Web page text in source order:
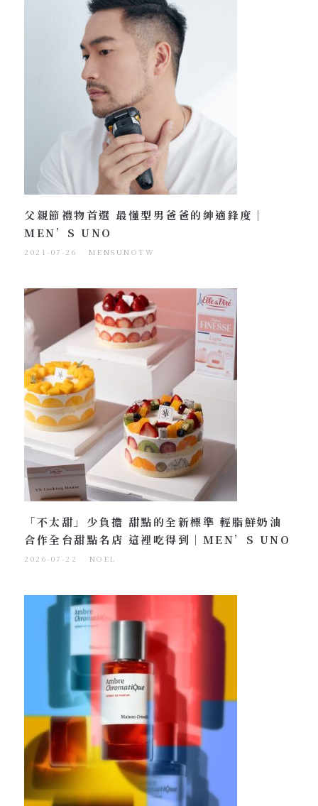
父親節禮物首選 最懂型男爸爸的紳適鋒度｜
MEN’S UNO
2021-07-26 MENSUNOTW
「不太甜」少負擔 甜點的全新標準 輕脂鮮奶油
合作全台甜點名店 這裡吃得到｜MEN’S UNO
2026-07-22 NOEL